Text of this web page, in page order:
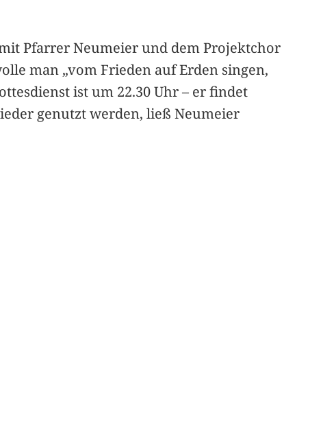
Pfarrer Neumeier und dem Projektchor
man „vom Frieden auf Erden singen,
ist um 22.30 Uhr – er findet
genutzt werden, ließ Neumeier